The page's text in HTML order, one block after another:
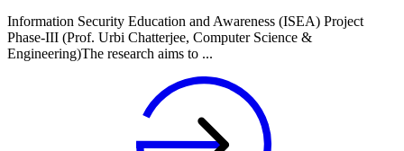
Information Security Education and Awareness (ISEA) Project
Phase-III (Prof. Urbi Chatterjee, Computer Science &
Engineering)The research aims to ...